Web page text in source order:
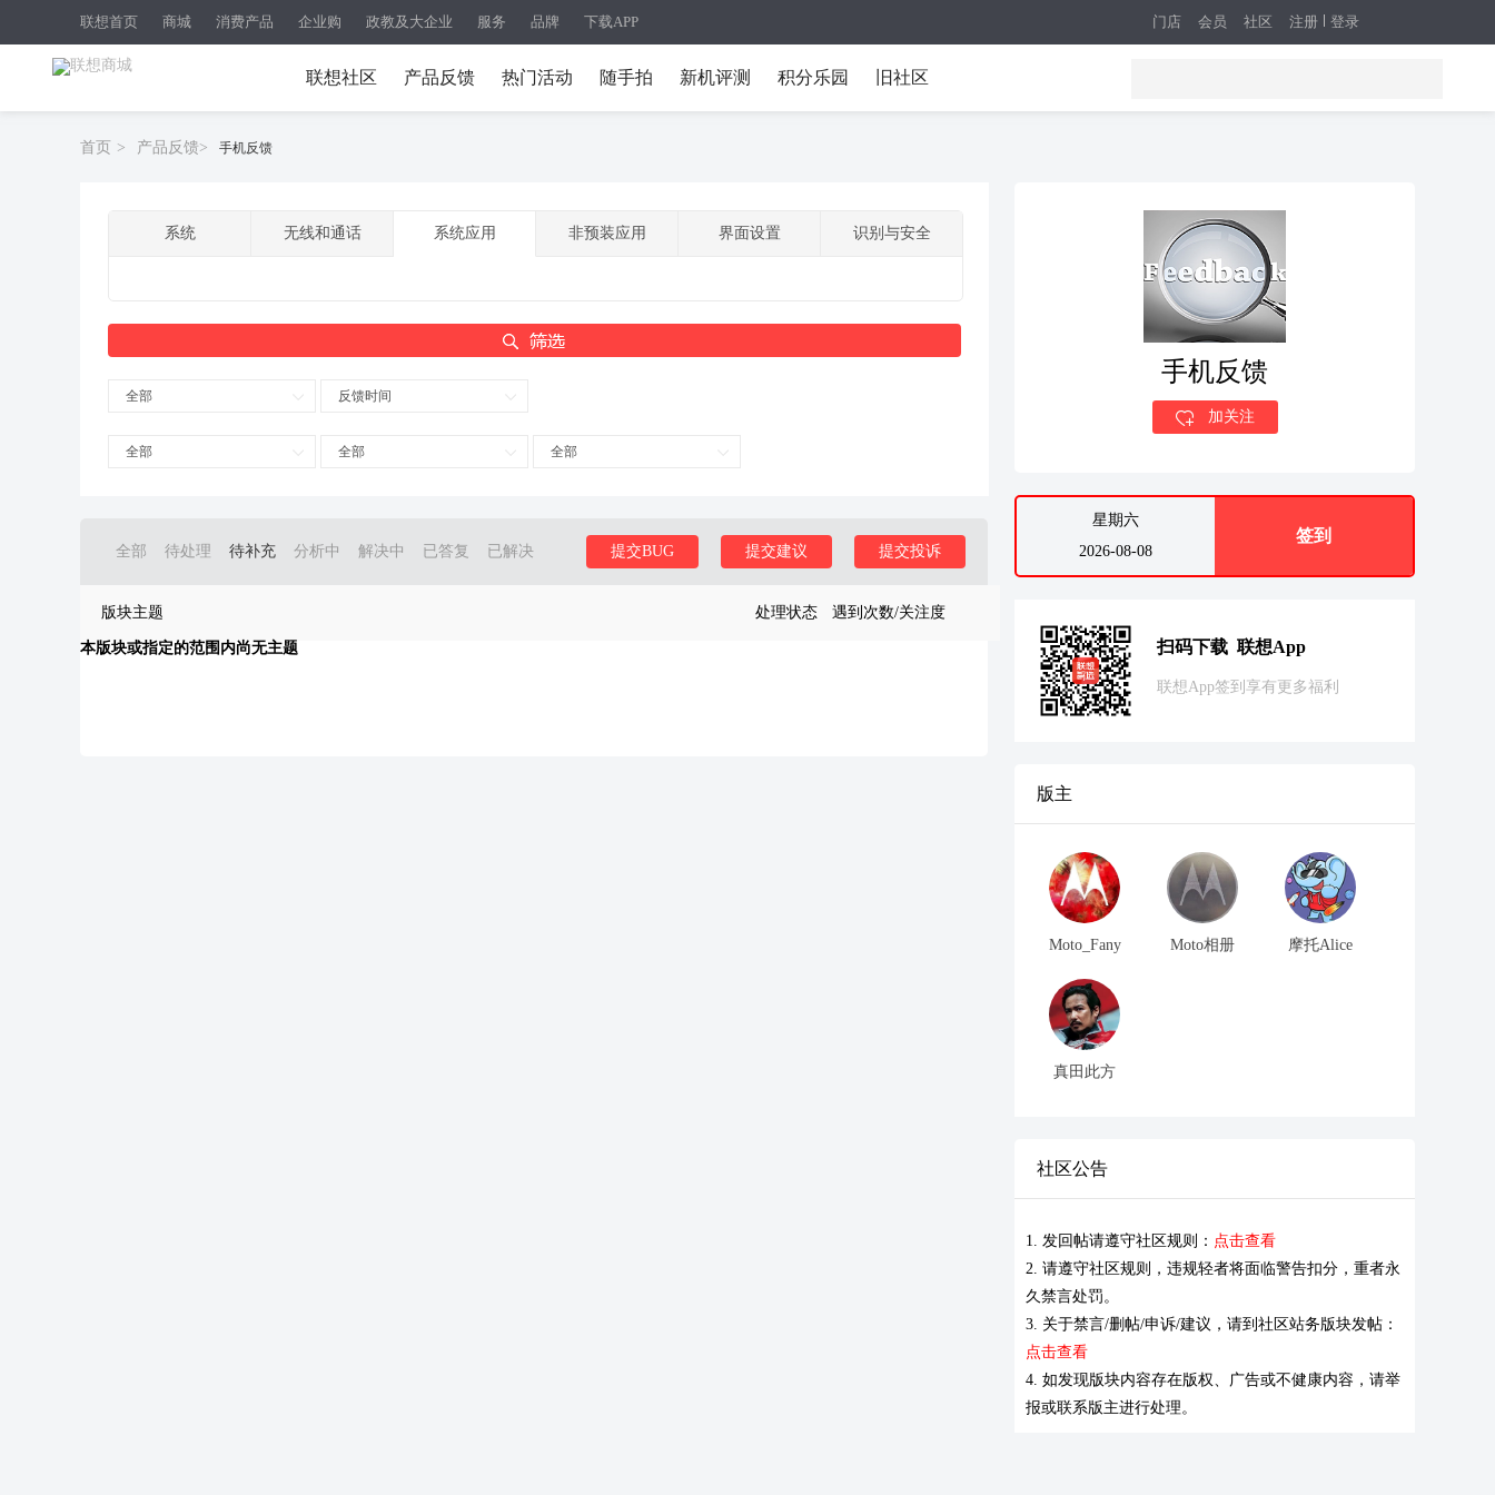
联想首页 商城 消费产品 企业购 政教及大企业 服务 品牌 下载APP 注册 登录
门店 会员 社区
联想社区 产品反馈 热门活动 随手拍 新机评测 积分乐园 旧社区
首页 > 产品反馈> 手机反馈
系统 无线和通话 系统应用 非预装应用 界面设置 识别与安全
全部 反馈时间
全部 全部 全部
全部 待处理 待补充 分析中 解决中 已答复 已解决 提交投诉
提交建议
提交BUG
版块主题 处理状态 遇到次数/关注度
本版块或指定的范围内尚无主题
手机反馈
加关注
星期六
2026-08-08
签到
扫码下载 联想App
联想App签到享有更多福利
版主
Moto_Fany Moto相册 摩托Alice
真田此方
社区公告
1. 发回帖请遵守社区规则： 点击查看
2. 请遵守社区规则，违规轻者将面临警告扣分，重者永
久禁言处罚。
3. 关于禁言/删帖/申诉/建议，请到社区站务版块发帖：
点击查看
4. 如发现版块内容存在版权、广告或不健康内容，请举
报或联系版主进行处理。